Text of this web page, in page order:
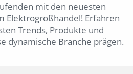
mit den neuesten
Elektrogroßhandel! Erfahren
Trends, Produkte und
dynamische Branche prägen.